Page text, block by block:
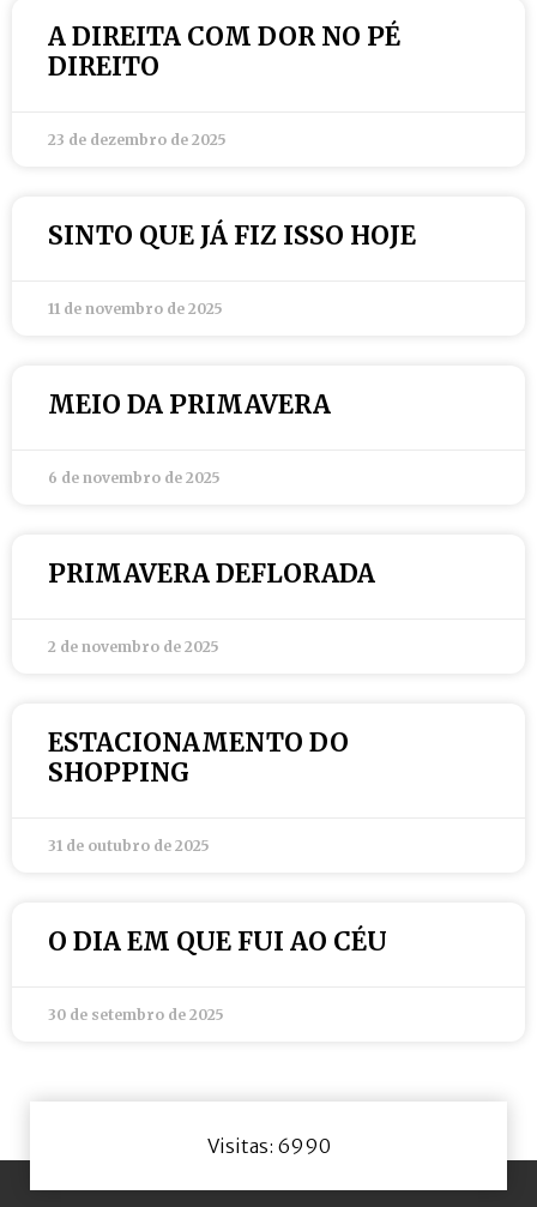
A DIREITA COM DOR NO PÉ
DIREITO
23 de dezembro de 2025
SINTO QUE JÁ FIZ ISSO HOJE
11 de novembro de 2025
MEIO DA PRIMAVERA
6 de novembro de 2025
PRIMAVERA DEFLORADA
2 de novembro de 2025
ESTACIONAMENTO DO
SHOPPING
31 de outubro de 2025
O DIA EM QUE FUI AO CÉU
30 de setembro de 2025
Visitas: 6990